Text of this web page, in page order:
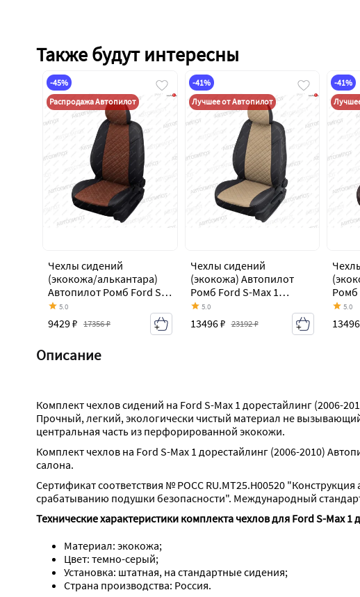
Также будут интересны
-45%
Распродажа Автопилот
Чехлы сидений
(экокожа/алькантара)
Автопилот Ромб Ford S-
Max 1 дорестайлинг
(2006-2010)
5.0
9429 ₽ 17356 ₽
-41%
Лучшее от Автопилот
Чехлы сидений
(экокожа) Автопилот
Ромб Ford S-Max 1
дорестайлинг (2006-
2010)
5.0
13496 ₽ 23192 ₽
-41%
Ромб
2010)
5.0
Описание
Комплект чехлов сидений на Ford S-Max 1 дорестайлинг (2006-
Прочный, легкий, экологически чистый материал не
центральная часть из перфорированной экокожи.
Комплект чехлов на Ford S-Max 1 дорестайлинг (2006-2010)
салона.
Сертификат соответствия № РОСС RU.МТ25.Н00520
срабатыванию подушки безопасности". Международный
Технические характеристики комплекта чехлов для Ford S-Max
Материал: экокожа;
Цвет: темно-серый;
Установка: штатная, на стандартные сидения;
Страна производства: Россия.